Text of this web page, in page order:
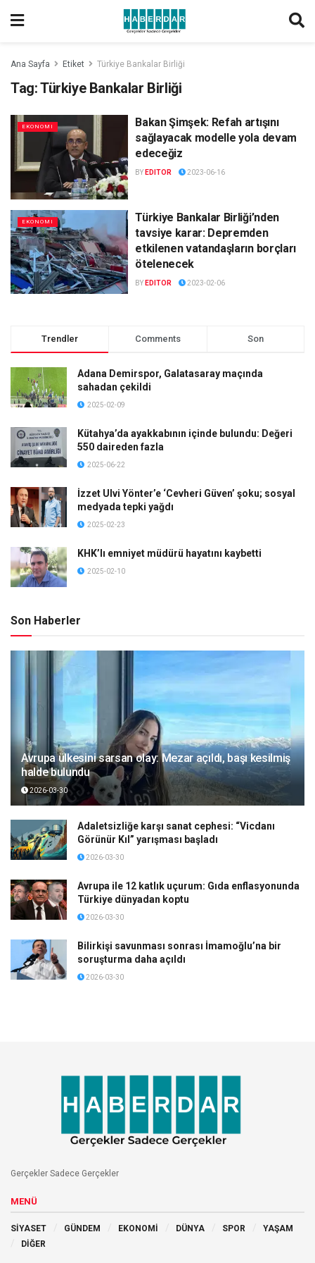
Ana Sayfa Etiket Türkiye Bankalar Birliği
Tag:Türkiye Bankalar Birliği
EKONOMI
Bakan Şimşek: Refah artışını
sağlayacak modelle yola devam
edeceğiz
BY EDITOR 2023-06-16
EKONOMI
Türkiye Bankalar Birliği’nden
tavsiye karar: Depremden
etkilenen vatandaşların borçları
ötelenecek
BY EDITOR 2023-02-06
Trendler Comments Son
Adana Demirspor, Galatasaray maçında
sahadan çekildi
2025-02-09
Kütahya’da ayakkabının içinde bulundu: Değeri
550 daireden fazla
2025-06-22
İzzet Ulvi Yönter’e ‘Cevheri Güven’ şoku; sosyal
medyada tepki yağdı
2025-02-23
KHK’lı emniyet müdürü hayatını kaybetti
2025-02-10
Son Haberler
Avrupa ülkesini sarsan olay: Mezar açıldı, başı kesilmiş
halde bulundu
2026-03-30
Adaletsizliğe karşı sanat cephesi: “Vicdanı
Görünür Kıl” yarışması başladı
2026-03-30
Avrupa ile 12 katlık uçurum: Gıda enflasyonunda
Türkiye dünyadan koptu
2026-03-30
Bilirkişi savunması sonrası İmamoğlu’na bir
soruşturma daha açıldı
2026-03-30
Gerçekler Sadece Gerçekler
MENÜ
SİYASET GÜNDEM EKONOMİ DÜNYA SPOR
YAŞAM
DİĞER